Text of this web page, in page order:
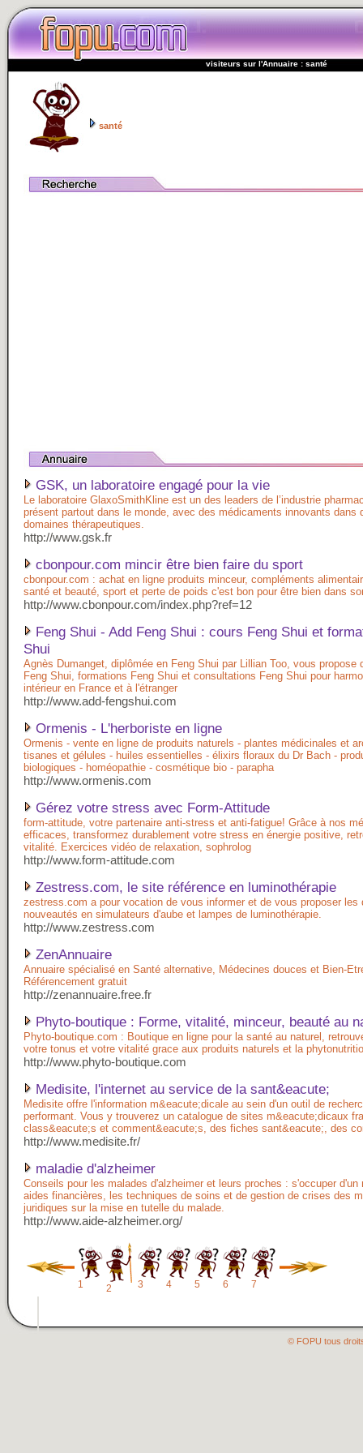
visiteurs sur l'Annuaire : santé
santé
GSK, un laboratoire engagé pour la vie
Le laboratoire GlaxoSmithKline est un des leaders de l’industrie
présent partout dans le monde, avec des médicaments innovants dans
domaines thérapeutiques.
http://www.gsk.fr
cbonpour.com mincir être bien faire du sport
cbonpour.com : achat en ligne produits minceur, compléments
santé et beauté, sport et perte de poids c'est bon pour être bien dans
http://www.cbonpour.com/index.php?ref=12
Feng Shui - Add Feng Shui : cours Feng Shui et
Shui
Agnès Dumanget, diplômée en Feng Shui par Lillian Too, vous propose
Feng Shui, formations Feng Shui et consultations Feng Shui pour
intérieur en France et à l'étranger
http://www.add-fengshui.com
Ormenis - L'herboriste en ligne
Ormenis - vente en ligne de produits naturels - plantes médicinales et
tisanes et gélules - huiles essentielles - élixirs floraux du Dr Bach -
biologiques - homéopathie - cosmétique bio - parapha
http://www.ormenis.com
Gérez votre stress avec Form-Attitude
form-attitude, votre partenaire anti-stress et anti-fatigue! Grâce à nos
efficaces, transformez durablement votre stress en énergie positive,
vitalité. Exercices vidéo de relaxation, sophrolog
http://www.form-attitude.com
Zestress.com, le site référence en luminothérapie
zestress.com a pour vocation de vous informer et de vous proposer les
nouveautés en simulateurs d'aube et lampes de luminothérapie.
http://www.zestress.com
ZenAnnuaire
Annuaire spécialisé en Santé alternative, Médecines douces et Bien-
Référencement gratuit
http://zenannuaire.free.fr
Phyto-boutique : Forme, vitalité, minceur, beauté au
Phyto-boutique.com : Boutique en ligne pour la santé au naturel,
votre tonus et votre vitalité grace aux produits naturels et la
http://www.phyto-boutique.com
Medisite, l'internet au service de la sant&eacute;
Medisite offre l'information m&eacute;dicale au sein d'un outil de
performant. Vous y trouverez un catalogue de sites m&eacute;dicaux
class&eacute;s et comment&eacute;s, des fiches sant&eacute;, des
http://www.medisite.fr/
maladie d'alzheimer
Conseils pour les malades d'alzheimer et leurs proches : s'occuper d'un
aides financières, les techniques de soins et de gestion de crises des
juridiques sur la mise en tutelle du malade.
http://www.aide-alzheimer.org/
1 2 3 4 5 6 7
© FOPU tous